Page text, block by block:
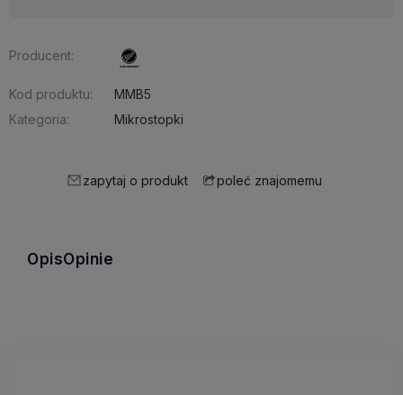
Producent:
Kod produktu:
MMB5
Kategoria:
Mikrostopki
zapytaj o produkt poleć znajomemu
OpisOpinie